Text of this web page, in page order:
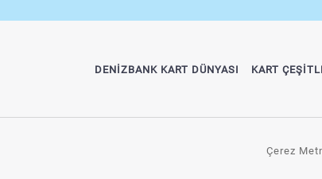
DENİZBANK KART DÜNYASI KART
Çerez